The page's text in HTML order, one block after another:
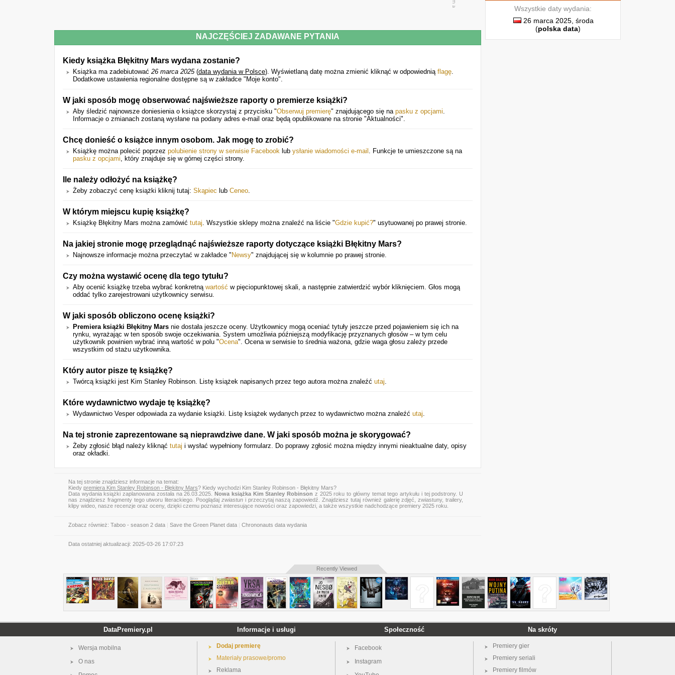
NAJCZĘŚCIEJ ZADAWANE PYTANIA
Kiedy książka Błękitny Mars wydana zostanie?
Książka ma zadebiutować 26 marca 2025(data wydania w Polsce). Wyświetlaną datę można zmienić kliknąć w odpowiednią flagę.
Dodatkowe ustawienia regionalne dostępne są w zakładce "Moje konto".
W jaki sposób mogę obserwować najświeższe raporty o premierze książki?
Aby śledzić najnowsze doniesienia o książce skorzystaj z przycisku "Obserwuj premierę" znajdującego się na pasku z opcjami.
Informacje o zmianach zostaną wysłane na podany adres e-mail oraz będą opublikowane na stronie "Aktualności".
Chcę donieść o książce innym osobom. Jak mogę to zrobić?
Książkę można polecić poprzez polubienie strony w serwisie Facebook lub ysłanie wiadomości e-mail . Funkcje te umieszczone są na
pasku z opcjami, który znajduje się w górnej części strony.
Ile należy odłożyć na książkę?
Żeby zobaczyć cenę książki kliknij tutaj: Skąpiec lub Ceneo.
W którym miejscu kupię książkę?
Książkę Błękitny Mars można zamówić tutaj. Wszystkie sklepy można znaleźć na liście "Gdzie kupić?" usytuowanej po prawej stronie.
Na jakiej stronie mogę przeglądnąć najświeższe raporty dotyczące książki Błękitny Mars?
Najnowsze informacje można przeczytać w zakładce " Newsy" znajdującej się w kolumnie po prawej stronie.
Czy można wystawić ocenę dla tego tytułu?
Aby ocenić książkę trzeba wybrać konkretną wartość w pięciopunktowej skali, a następnie zatwierdzić wybór kliknięciem. Głos mogą
oddać tylko zarejestrowani użytkownicy serwisu.
W jaki sposób obliczono ocenę książki?
Premiera książki Błękitny Mars nie dostała jeszcze oceny. Użytkownicy mogą oceniać tytuły jeszcze przed pojawieniem się ich na
rynku, wyrażając w ten sposób swoje oczekiwania. System umożliwia późniejszą modyfikację przyznanych głosów – w tym celu
użytkownik powinien wybrać inną wartość w polu "Ocena". Ocena w serwisie to średnia ważona, gdzie waga głosu zależy przede
wszystkim od stażu użytkownika.
Który autor pisze tę książkę?
Twórcą książki jest Kim Stanley Robinson. Listę książek napisanych przez tego autora można znaleźć utaj.
Które wydawnictwo wydaje tę książkę?
Wydawnictwo Vesper odpowiada za wydanie książki. Listę książek wydanych przez to wydawnictwo można znaleźć utaj.
Na tej stronie zaprezentowane są nieprawdziwe dane. W jaki sposób można je skorygować?
Żeby zgłosić błąd należy kliknąć tutaj i wysłać wypełniony formularz. Do poprawy zgłosić można między innymi nieaktualne daty, opisy
oraz okładki.
Na tej stronie znajdziesz informacje na temat:
Kiedy premiera Kim Stanley Robinson - Błękitny Mars? Kiedy wychodzi Kim Stanley Robinson - Błękitny Mars?
Data wydania książki zaplanowana została na 26.03.2025.Nowa książka Kim Stanley Robinson z 2025 roku to główny temat tego artykułu i tej podstrony. U
nas znajdziesz fragmenty tego utworu literackiego. Pooglądaj zwiastuni przeczytaj naszą zapowiedź. Znajdziesz tutaj również galerię zdjęć, zwiastuny, trailery,
klipy wideo, nasze recenzje oraz oceny, dzięki czemu poznasz interesujące nowości oraz zapowiedzi, a także wszystkie nadchodzące premiery 2025 roku.
Zobacz również: Taboo - season 2 data Save the Green Planet data Chrononauts data wydania
Data ostatniej aktualizacji: 2025-03-26 17:07:23
Wszystkie daty wydania:
26 marca 2025, środa
(polska data)
Recently Viewed
DataPremiery.pl
Wersja mobilna
O nas
Informacje i usługi
Dodaj premierę
Materiały prasowe/promo
Reklama
Społeczność
Facebook
Instagram
Na skróty
Premiery gier
Premiery seriali
Premiery filmów